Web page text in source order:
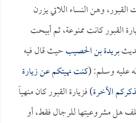
القبور، وهن النساء اللاتي يزرن
القبور كانت ممنوعة، ثم أبيحت
بريدة بن الحصيبحيث قال فيه
عليه وسلم: (كنت نهيتكم عن زيارة
الآخرة) فزيارة القبور كان منهياً
هل مشروعيتها للرجال فقط، أو